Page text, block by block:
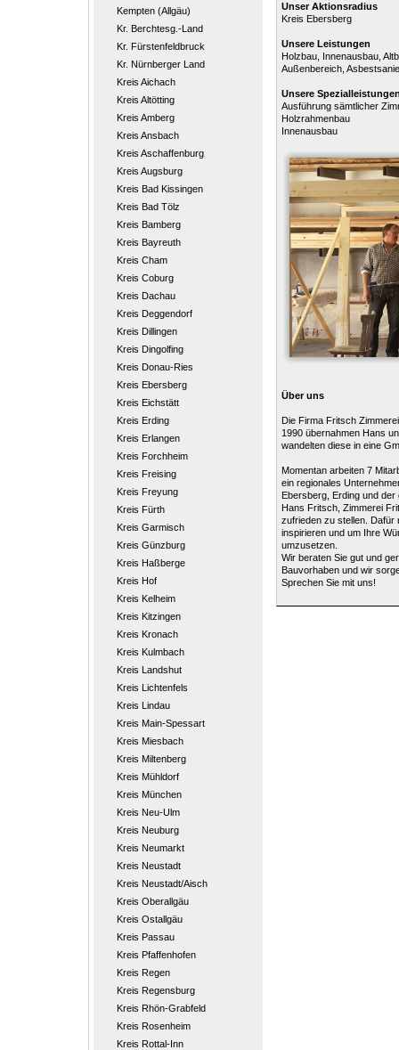
Kempten (Allgäu)
Kr. Berchtesg.-Land
Kr. Fürstenfeldbruck
Kr. Nürnberger Land
Kreis Aichach
Kreis Altötting
Kreis Amberg
Kreis Ansbach
Kreis Aschaffenburg
Kreis Augsburg
Kreis Bad Kissingen
Kreis Bad Tölz
Kreis Bamberg
Kreis Bayreuth
Kreis Cham
Kreis Coburg
Kreis Dachau
Kreis Deggendorf
Kreis Dillingen
Kreis Dingolfing
Kreis Donau-Ries
Kreis Ebersberg
Kreis Eichstätt
Kreis Erding
Kreis Erlangen
Kreis Forchheim
Kreis Freising
Kreis Freyung
Kreis Fürth
Kreis Garmisch
Kreis Günzburg
Kreis Haßberge
Kreis Hof
Kreis Kelheim
Kreis Kitzingen
Kreis Kronach
Kreis Kulmbach
Kreis Landshut
Kreis Lichtenfels
Kreis Lindau
Kreis Main-Spessart
Kreis Miesbach
Kreis Miltenberg
Kreis Mühldorf
Kreis München
Kreis Neu-Ulm
Kreis Neuburg
Kreis Neumarkt
Kreis Neustadt
Kreis Neustadt/Aisch
Kreis Oberallgäu
Kreis Ostallgäu
Kreis Passau
Kreis Pfaffenhofen
Kreis Regen
Kreis Regensburg
Kreis Rhön-Grabfeld
Kreis Rosenheim
Kreis Rottal-Inn
Unser Aktionsradius
Kreis Ebersberg
Unsere Leistungen
Holzbau, Innenausbau,
Außenbereich,
Unsere
Ausführung sämtlicher
Holzrahmenbau
Innenausbau
Über uns
Die Firma Fritsch
1990 übernahmen Hans
wandelten diese in eine
Momentan arbeiten 7
ein regionales
Ebersberg, Erding und
Hans Fritsch, Zimmerei
zufrieden zu stellen. Dafür
inspirieren und um Ihre
umzusetzen.
Wir beraten Sie gut und
Bauvorhaben und wir
Sprechen Sie mit uns!